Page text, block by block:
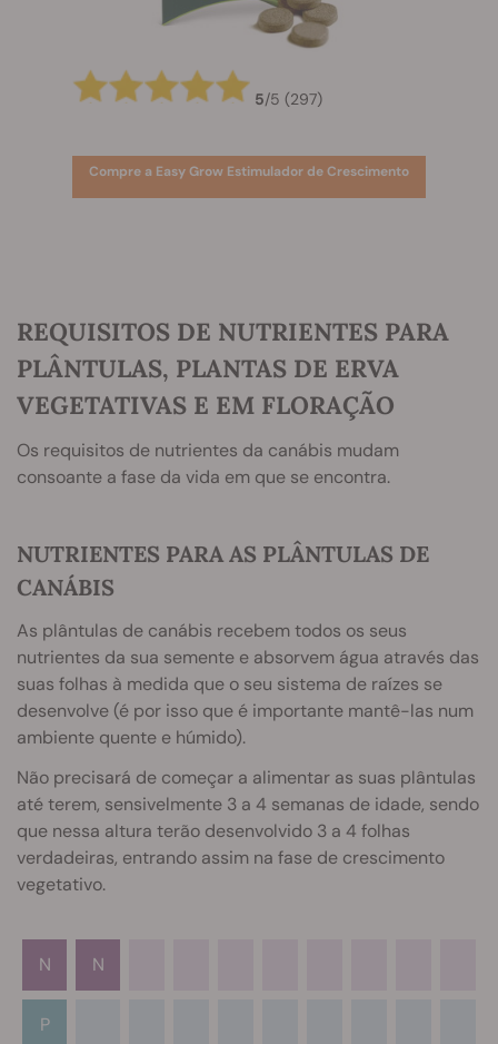
5/5 (297)
Compre a Easy Grow Estimulador de Crescimento
REQUISITOS DE NUTRIENTES PARA
PLÂNTULAS, PLANTAS DE ERVA
VEGETATIVAS E EM FLORAÇÃO
Os requisitos de nutrientes da canábis mudam
consoante a fase da vida em que se encontra.
NUTRIENTES PARA AS PLÂNTULAS DE
CANÁBIS
As plântulas de canábis recebem todos os seus
nutrientes da sua semente e absorvem água através das
suas folhas à medida que o seu sistema de raízes se
desenvolve (é por isso que é importante mantê-las num
ambiente quente e húmido).
Não precisará de começar a alimentar as suas plântulas
até terem, sensivelmente 3 a 4 semanas de idade, sendo
que nessa altura terão desenvolvido 3 a 4 folhas
verdadeiras, entrando assim na fase de crescimento
vegetativo.
N N
P